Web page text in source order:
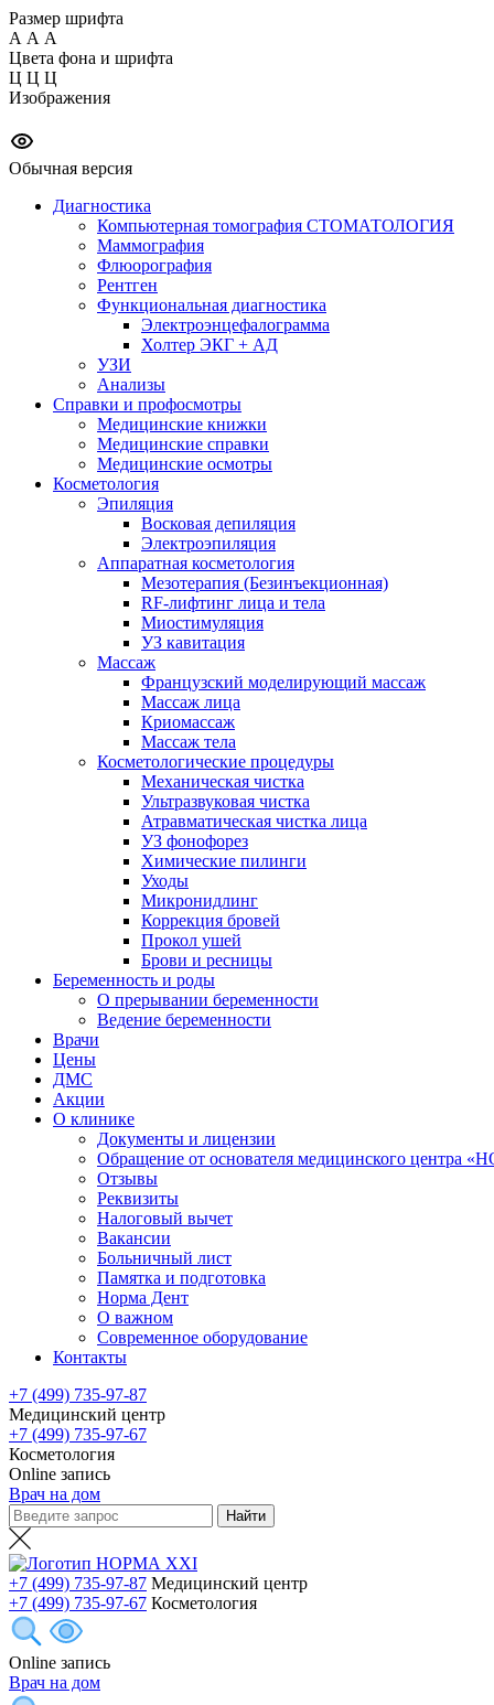
Размер шрифта
А А А
Цвета фона и шрифта
Ц Ц Ц
Изображения
Обычная версия
Диагностика
Компьютерная томография СТОМАТОЛОГИЯ
Маммография
Флюорография
Рентген
Функциональная диагностика
Электроэнцефалограмма
Холтер ЭКГ + АД
УЗИ
Анализы
Справки и профосмотры
Медицинские книжки
Медицинские справки
Медицинские осмотры
Косметология
Эпиляция
Восковая депиляция
Электроэпиляция
Аппаратная косметология
Мезотерапия (Безинъекционная)
RF-лифтинг лица и тела
Миостимуляция
УЗ кавитация
Массаж
Французский моделирующий массаж
Массаж лица
Криомассаж
Массаж тела
Косметологические процедуры
Механическая чистка
Ультразвуковая чистка
Атравматическая чистка лица
УЗ фонофорез
Химические пилинги
Уходы
Микронидлинг
Коррекция бровей
Прокол ушей
Брови и ресницы
Беременность и роды
О прерывании беременности
Ведение беременности
Врачи
Цены
ДМС
Акции
О клинике
Документы и лицензии
Обращение от основателя медицинского центра
Отзывы
Реквизиты
Налоговый вычет
Вакансии
Больничный лист
Памятка и подготовка
Норма Дент
О важном
Современное оборудование
Контакты
+7 (499) 735-97-87
Медицинский центр
+7 (499) 735-97-67
Косметология
Online запись
Врач на дом
+7 (499) 735-97-87 Медицинский центр
+7 (499) 735-97-67 Косметология
Online запись
Врач на дом